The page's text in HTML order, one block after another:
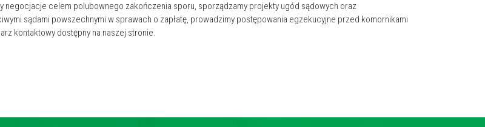
celem polubownego zakończenia sporu, sporządzamy projekty ugód sądowych oraz
sądami powszechnymi w sprawach o zapłatę, prowadzimy postępowania egzekucyjne przed komornikami
kontaktowy dostępny na naszej stronie.